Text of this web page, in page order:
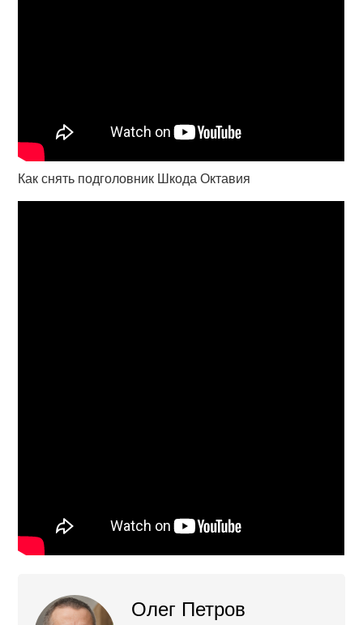
Как снять подголовник Шкода Октавия
Олег Петров